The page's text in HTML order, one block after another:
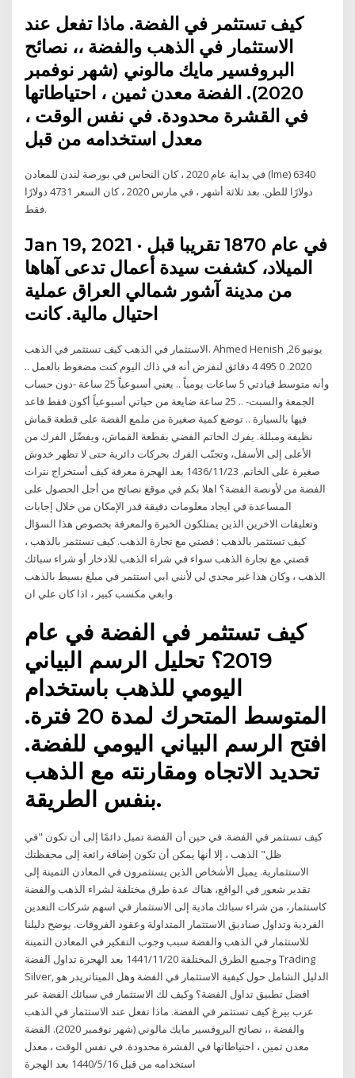
كيف تستثمر في الفضة. ماذا تفعل عند
الاستثمار في الذهب والفضة ،، نصائح
البروفسير مايك مالوني (شهر نوفمبر
2020). الفضة معدن ثمين ، احتياطاتها
في القشرة محدودة. في نفس الوقت ،
معدل استخدامه من قبل
في بداية عام 2020 ، كان النحاس في بورصة لندن للمعادن (lme) 6340
دولارًا للطن. بعد ثلاثة أشهر ، في مارس 2020 ، كان السعر 4731 دولارًا
فقط.
Jan 19, 2021 · في عام 1870 تقريبا قبل
الميلاد، كشفت سيدة أعمال تدعى آهاها
من مدينة آشور شمالي العراق عملية
احتيال مالية. كانت
الاستثمار في الذهب كيف تستثمر في الذهب. Ahmed Henish يونيو 26,
2020. 0 495 4 دقائق لنفرض أنه في ذاك اليوم كنت مضغوط بالعمل ..
وأنه متوسط قيادتي 5 ساعات يومياً .. يعني أسبوعياً 25 ساعة -دون حساب
الجمعة والسبت- .. 25 ساعة ضايعة من حياتي أسبوعياً أكون فقط قاعد
فيها بالسيارة .. توضع كمية صغيرة من ملمع الفضة على قطعة قماش
نظيفة ومبللة. يفرك الخاتم الفضي بقطعة القماش، ويفضّل الفرك من
الأعلى إلى الأسفل، وتجنّب الفرك بحركات دائرية حتى لا تظهر خدوش
صغيرة على الخاتم. 23‏‏/11‏‏/1436 بعد الهجرة معرفة كيف أستخراج نترات
الفضة من لأونصة الفضة؟ اهلا بكم في موقع نصائح من أجل الحصول على
المساعدة في ايجاد معلومات دقيقة قدر الإمكان من خلال إجابات
وتعليقات الاخرين الذين يمتلكون الخبرة والمعرفة بخصوص هذا السؤال
كيف تستثمر بالذهب : قصتي مع تجارة الذهب. كيف تستثمر بالذهب ،
قصتي مع تجارة الذهب سواء في شراء الذهب للادخار أو شراء سبائك
الذهب ، وكان هذا غير مجدي لي لأنني ابي استثمر في مبلغ بسيط بالذهب
وابغي مكسب كبير ، اذا كان علي ان
كيف تستثمر في الفضة في عام
2019؟ تحليل الرسم البياني
اليومي للذهب باستخدام
المتوسط المتحرك لمدة 20 فترة.
افتح الرسم البياني اليومي للفضة.
تحديد الاتجاه ومقارنته مع الذهب
بنفس الطريقة.
كيف تستثمر في الفضة. في حين أن الفضة تميل دائمًا إلى أن تكون "في
ظل" الذهب ، إلا أنها يمكن أن تكون إضافة رائعة إلى محفظتك
الاستثمارية. يميل الأشخاص الذين يستثمرون في المعادن الثمينة إلى
تقدير شعور في الواقع، هناك عدة طرق مختلفة لشراء الذهب والفضة
كاستثمار، من شراء سبائك مادية إلى الاستثمار في اسهم شركات التعدين
الفردية وتداول صناديق الاستثمار المتداولة وعقود الفروقات. يوضح دليلنا
للاستثمار في الذهب والفضة سبب وجوب التفكير في المعادن الثمينة
وجميع الطرق المختلفة 20‏‏/11‏‏/1441 بعد الهجرة تداول الفضة Trading
Silver, الدليل الشامل حول كيفية الاستثمار في الفضة وهل الميتاتريدر هو
افضل تطبيق تداول الفضة؟ وكيف لك الاستثمار في سبائك الفضة عبر
عرب بيرغ كيف تستثمر في الفضة. ماذا تفعل عند الاستثمار في الذهب
والفضة ،، نصائح البروفسير مايك مالوني (شهر نوفمبر 2020). الفضة
معدن ثمين ، احتياطاتها في القشرة محدودة. في نفس الوقت ، معدل
استخدامه من قبل 16‏‏/5‏‏/1440 بعد الهجرة